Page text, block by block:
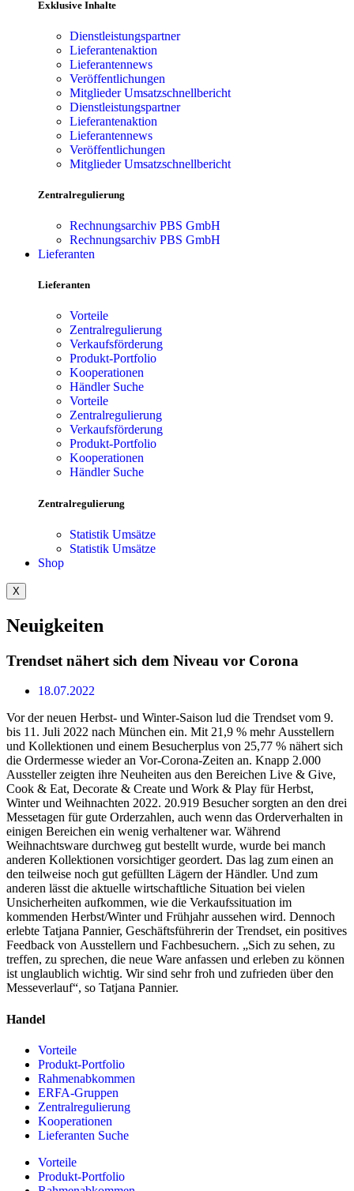
Exklusive Inhalte
Dienstleistungspartner
Lieferantenaktion
Lieferantennews
Veröffentlichungen
Mitglieder Umsatzschnellbericht
Dienstleistungspartner
Lieferantenaktion
Lieferantennews
Veröffentlichungen
Mitglieder Umsatzschnellbericht
Zentralregulierung
Rechnungsarchiv PBS GmbH
Rechnungsarchiv PBS GmbH
Lieferanten
Lieferanten
Vorteile
Zentralregulierung
Verkaufsförderung
Produkt-Portfolio
Kooperationen
Händler Suche
Vorteile
Zentralregulierung
Verkaufsförderung
Produkt-Portfolio
Kooperationen
Händler Suche
Zentralregulierung
Statistik Umsätze
Statistik Umsätze
Shop
X
Neuigkeiten
Trendset nähert sich dem Niveau vor Corona
18.07.2022
Vor der neuen Herbst- und Winter-Saison lud die Trendset vom 9.
bis 11. Juli 2022 nach München ein. Mit 21,9 % mehr Ausstellern
und Kollektionen und einem Besucherplus von 25,77 % nähert sich
die Ordermesse wieder an Vor-Corona-Zeiten an. Knapp 2.000
Aussteller zeigten ihre Neuheiten aus den Bereichen Live & Give,
Cook & Eat, Decorate & Create und Work & Play für Herbst,
Winter und Weihnachten 2022. 20.919 Besucher sorgten an den drei
Messetagen für gute Orderzahlen, auch wenn das Orderverhalten in
einigen Bereichen ein wenig verhaltener war. Während
Weihnachtsware durchweg gut bestellt wurde, wurde bei manch
anderen Kollektionen vorsichtiger geordert. Das lag zum einen an
den teilweise noch gut gefüllten Lägern der Händler. Und zum
anderen lässt die aktuelle wirtschaftliche Situation bei vielen
Unsicherheiten aufkommen, wie die Verkaufssituation im
kommenden Herbst/Winter und Frühjahr aussehen wird. Dennoch
erlebte Tatjana Pannier, Geschäftsführerin der Trendset, ein positives
Feedback von Ausstellern und Fachbesuchern. „Sich zu sehen, zu
treffen, zu sprechen, die neue Ware anfassen und erleben zu können
ist unglaublich wichtig. Wir sind sehr froh und zufrieden über den
Messeverlauf“, so Tatjana Pannier.
Handel
Vorteile
Produkt-Portfolio
Rahmenabkommen
ERFA-Gruppen
Zentralregulierung
Kooperationen
Lieferanten Suche
Vorteile
Produkt-Portfolio